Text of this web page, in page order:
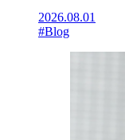
2026.08.01
#Blog